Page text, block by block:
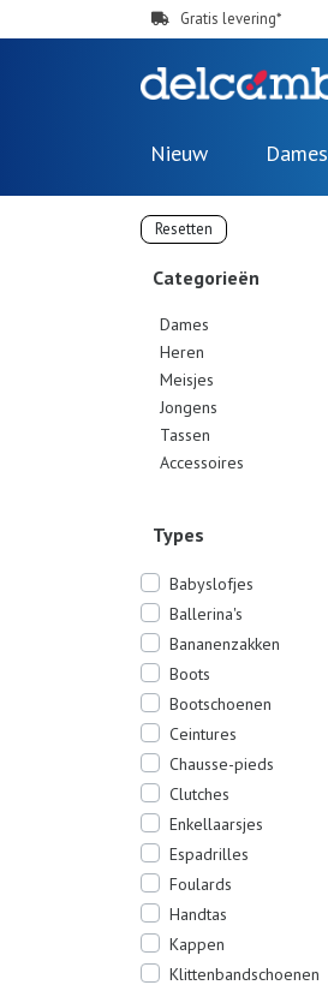
Gratis levering*
Nieuw Dames
Resetten
Categorieën
Dames
Heren
Meisjes
Jongens
Tassen
Accessoires
Types
Babyslofjes
Ballerina's
Bananenzakken
Boots
Bootschoenen
Ceintures
Chausse-pieds
Clutches
Enkellaarsjes
Espadrilles
Foulards
Handtas
Kappen
Klittenbandschoenen